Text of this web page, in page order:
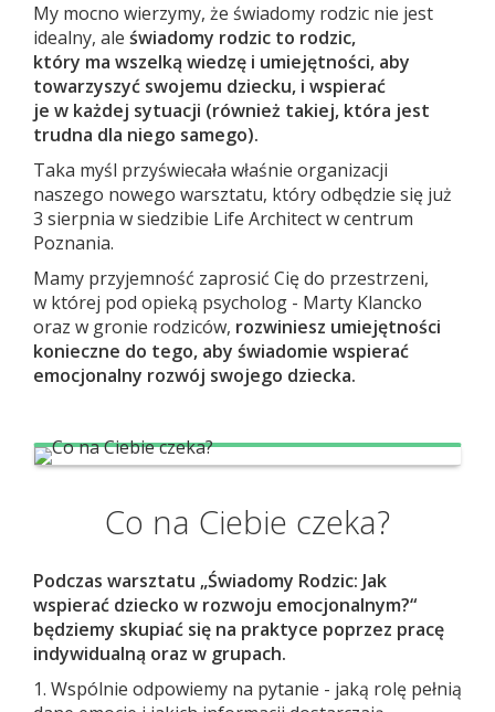
My mocno wierzymy, że świadomy rodzic nie jest
idealny, ale świadomy rodzic to rodzic,
który ma wszelką wiedzę i umiejętności, aby
towarzyszyć swojemu dziecku, i wspierać
je w każdej sytuacji (również takiej, która jest
trudna dla niego samego).
Taka myśl przyświecała właśnie organizacji
naszego nowego warsztatu, który odbędzie się już
3 sierpnia w siedzibie Life Architect w centrum
Poznania.
Mamy przyjemność zaprosić Cię do przestrzeni,
w której pod opieką psycholog - Marty Klancko
oraz w gronie rodziców, rozwiniesz umiejętności
konieczne do tego, aby świadomie wspierać
emocjonalny rozwój swojego dziecka.
Co na Ciebie czeka?
Podczas warsztatu „Świadomy Rodzic: Jak
wspierać dziecko w rozwoju emocjonalnym?“
będziemy skupiać się na praktyce poprzez pracę
indywidualną oraz w grupach.
1. Wspólnie odpowiemy na pytanie - jaką rolę pełnią